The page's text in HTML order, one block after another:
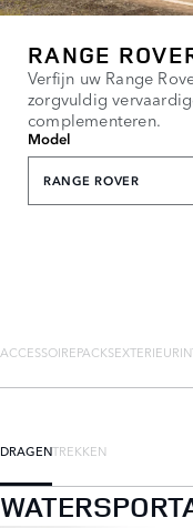
RANGE
Verfijn uw Range
zorgvuldig
complementeren.
Model
RANGE ROVER
ACCESSOIREPACKSEXTERIEUR
DRAGENTREKKEN